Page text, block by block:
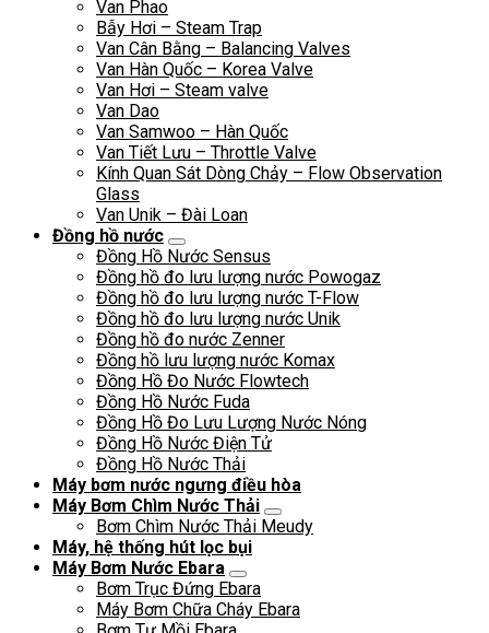
Van Phao
Bẫy Hơi – Steam Trap
Van Cân Bằng – Balancing Valves
Van Hàn Quốc – Korea Valve
Van Hơi – Steam valve
Van Dao
Van Samwoo – Hàn Quốc
Van Tiết Lưu – Throttle Valve
Kính Quan Sát Dòng Chảy – Flow Observation
Glass
Van Unik – Đài Loan
Đồng hồ nước
Đồng Hồ Nước Sensus
Đồng hồ đo lưu lượng nước Powogaz
Đồng hồ đo lưu lượng nước T-Flow
Đồng hồ đo lưu lượng nước Unik
Đồng hồ đo nước Zenner
Đồng hồ lưu lượng nước Komax
Đồng Hồ Đo Nước Flowtech
Đồng Hồ Nước Fuda
Đồng Hồ Đo Lưu Lượng Nước Nóng
Đồng Hồ Nước Điện Tử
Đồng Hồ Nước Thải
Máy bơm nước ngưng điều hòa
Máy Bơm Chìm Nước Thải
Bơm Chìm Nước Thải Meudy
Máy, hệ thống hút lọc bụi
Máy Bơm Nước Ebara
Bơm Trục Đứng Ebara
Máy Bơm Chữa Cháy Ebara